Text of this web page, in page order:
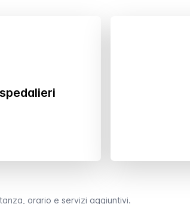
orario e servizi aggiuntivi.